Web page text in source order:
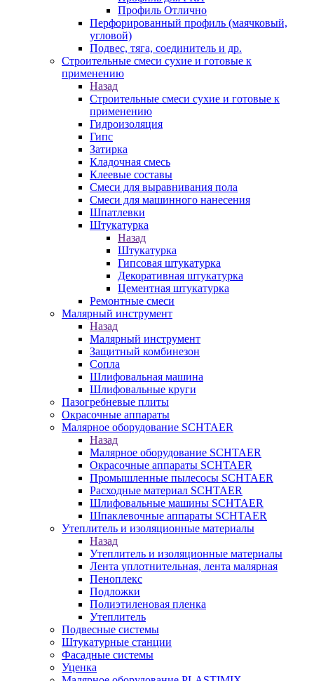
Профиль Отлично
Перфорированный профиль (маячковый,
угловой)
Подвес, тяга, соединитель и др.
Строительные смеси сухие и готовые к
применению
Назад
Строительные смеси сухие и готовые к
применению
Гидроизоляция
Гипс
Затирка
Кладочная смесь
Клеевые составы
Смеси для выравнивания пола
Смеси для машинного нанесения
Шпатлевки
Штукатурка
Назад
Штукатурка
Гипсовая штукатурка
Декоративная штукатурка
Цементная штукатурка
Ремонтные смеси
Малярный инструмент
Назад
Малярный инструмент
Защитный комбинезон
Сопла
Шлифовальная машина
Шлифовальные круги
Пазогребневые плиты
Окрасочные аппараты
Малярное оборудование SCHTAER
Назад
Малярное оборудование SCHTAER
Окрасочные аппараты SCHTAER
Промышленные пылесосы SCHTAER
Расходные материал SCHTAER
Шлифовальные машины SCHTAER
Шпаклевочные аппараты SCHTAER
Утеплитель и изоляционные материалы
Назад
Утеплитель и изоляционные материалы
Лента уплотнительная, лента малярная
Пеноплекс
Подложки
Полиэтиленовая пленка
Утеплитель
Подвесные системы
Штукатурные станции
Фасадные системы
Уценка